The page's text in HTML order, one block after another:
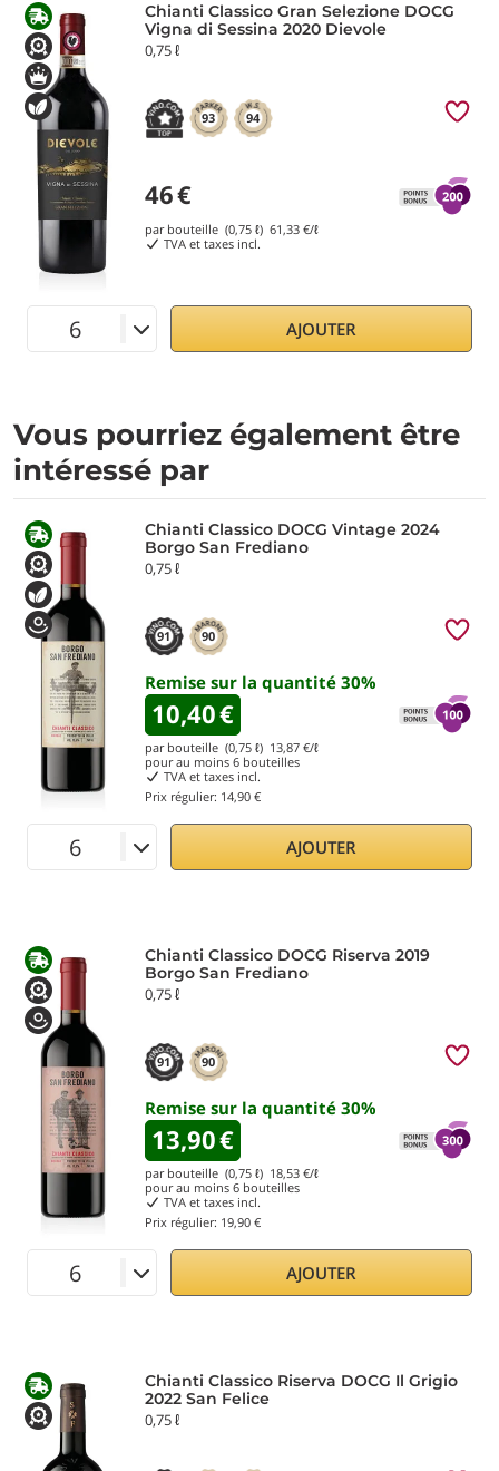
Chianti Classico Gran Selezione DOCG
Vigna di Sessina 2020 Dievole
0,75 ℓ
93 94
46€
par bouteille (0,75 ℓ) 61,33 €/ℓ
TVA et taxes incl.
AJOUTER
Vous pourriez également être
intéressé par
Chianti Classico DOCG Vintage 2024
Borgo San Frediano
0,75 ℓ
91 90
Remise sur la quantité 30%
10,40€
par bouteille (0,75 ℓ) 13,87 €/ℓ
pour au moins 6 bouteilles
TVA et taxes incl.
Prix régulier: 14,90 €
AJOUTER
Chianti Classico DOCG Riserva 2019
Borgo San Frediano
0,75 ℓ
91 90
Remise sur la quantité 30%
13,90€
par bouteille (0,75 ℓ) 18,53 €/ℓ
pour au moins 6 bouteilles
TVA et taxes incl.
Prix régulier: 19,90 €
AJOUTER
Chianti Classico Riserva DOCG Il Grigio
2022 San Felice
0,75 ℓ